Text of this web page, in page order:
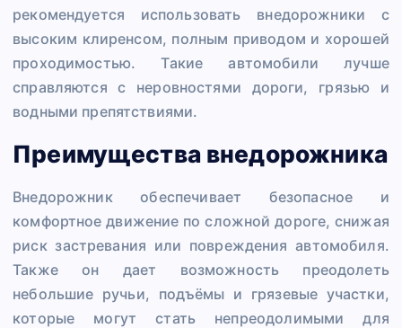
рекомендуется использовать внедорожники с
высоким клиренсом, полным приводом и хорошей
проходимостью. Такие автомобили лучше
справляются с неровностями дороги, грязью и
водными препятствиями.
Преимущества внедорожника
Внедорожник обеспечивает безопасное и
комфортное движение по сложной дороге, снижая
риск застревания или повреждения автомобиля.
Также он дает возможность преодолеть
небольшие ручьи, подъёмы и грязевые участки,
которые могут стать непреодолимыми для